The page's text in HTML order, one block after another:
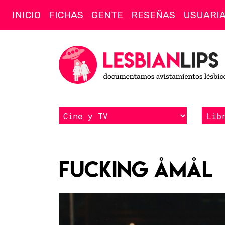
INICIO FICHAS GENTE RESEÑAS
Fucking Åmål